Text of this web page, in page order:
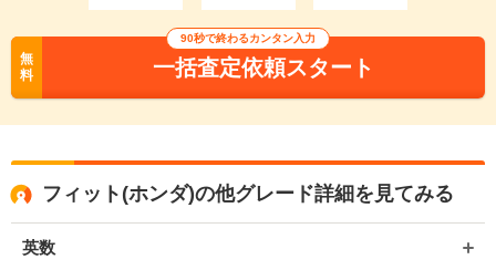
無
料
90秒で終わるカンタン入力
一括査定依頼スタート
フィット(ホンダ)の他グレード詳細を見てみる
英数